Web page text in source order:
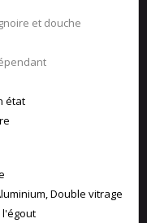
et douche
état
Double vitrage
l'égout